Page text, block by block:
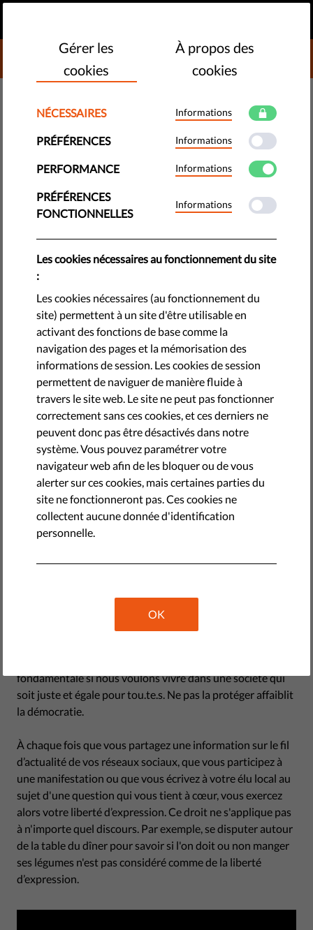
DONATE TO LIBERTIES
​Cinq raisons pour lesquelles la
liberté d’expression est
essentielle en démocratie
Pourquoi la liberté d’expression est-elle si importante ?
protéger ?
by Eleanor Brooks
avril 01, 2022
Connaissance rime avec pouvoir.
d'expression ?
fondamentale si nous voulons vivre dans une société qui
soit juste et égale pour tou.te.s. Ne pas la protéger affaiblit
la démocratie.
À chaque fois que vous partagez une information sur le fil
d’actualité de vos réseaux sociaux, que vous participez à
une manifestation ou que vous écrivez à votre élu local au
sujet d'une question qui vous tient à cœur, vous exercez
alors votre liberté d’expression. Ce droit ne s'applique pas
à n'importe quel discours. Par exemple, se disputer autour
de la table du dîner pour savoir si l'on doit ou non manger
ses légumes n'est pas considéré comme de la liberté
d’expression.
Gérer les
cookies
À propos des
cookies
NÉCESSAIRES Informations
PRÉFÉRENCES Informations
PERFORMANCE Informations
PRÉFÉRENCES
FONCTIONNELLES
Informations
Les cookies nécessaires au fonctionnement du site
:
Les cookies nécessaires (au fonctionnement du
site) permettent à un site d'être utilisable en
activant des fonctions de base comme la
navigation des pages et la mémorisation des
informations de session. Les cookies de session
permettent de naviguer de manière fluide à
travers le site web. Le site ne peut pas fonctionner
correctement sans ces cookies, et ces derniers ne
peuvent donc pas être désactivés dans notre
système. Vous pouvez paramétrer votre
navigateur web afin de les bloquer ou de vous
alerter sur ces cookies, mais certaines parties du
site ne fonctionneront pas. Ces cookies ne
collectent aucune donnée d'identification
personnelle.
OK